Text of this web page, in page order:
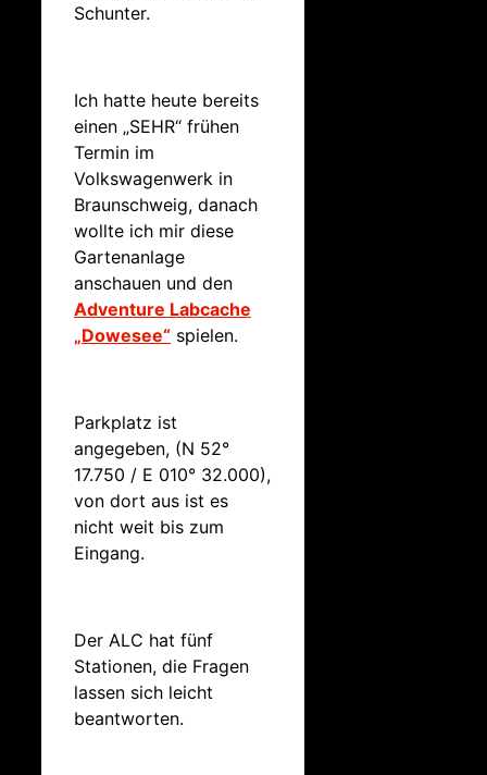
Schunter.
Ich hatte heute bereits
einen „SEHR“ frühen
Termin im
Volkswagenwerk in
Braunschweig, danach
wollte ich mir diese
Gartenanlage
anschauen und den
Adventure Labcache
„Dowesee“ spielen.
Parkplatz ist
angegeben, (N 52°
17.750 / E 010° 32.000),
von dort aus ist es
nicht weit bis zum
Eingang.
Der ALC hat fünf
Stationen, die Fragen
lassen sich leicht
beantworten.